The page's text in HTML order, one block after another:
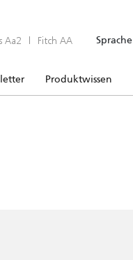
Aa2 | Fitch AA Sprache
Produktwissen